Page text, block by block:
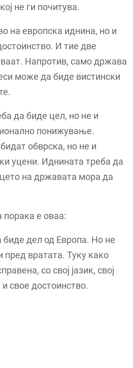
не ги почитува.
на европска иднина, но и
И тие две
Напротив, само држава
може да биде вистински
да биде цел, но не и
понижување.
обврска, но не и
уцени. Иднината треба да
на државата мора да
порака е оваа:
биде дел од Европа. Но не
пред вратата. Туку како
со свој јазик, свој
и свое достоинство.